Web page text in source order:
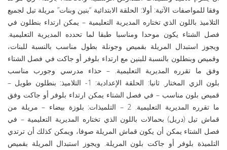
وفقا للمواصفات الآتية: أولا: الحلقة الابتدائية “بنين وبنات” مريلة تيل لجميع
التلاميذ باللون الذي تختاره المديرية التعليمية – يمكن ارتداء بنطلون في
فصل الشتاء يكون موحدا ومناسبا طبقا لما تحدده المديرية التعليمية.
ويجوز استبدال المريلة بقميص وجونلة بطول مناسب بالنسبة للبنات،
وقميص وبنطلون بالنسبة للبنين مع ارتداء بلوفر أو جاكت في فصل الشتاء
وفق ما تقرره المديرية التعليمية. – حذاء مدرسي وجورب مناسب
بلون الزي المختار. ثانيا: الحلقة الإعدادية: 1- التلاميذ: بنطلون طويل –
قميص بلون مناسب – في فصل الشتاء يمكن ارتداء بلوفر أو جاكت وفق
ما تقرره المديرية التعليمية. 2 – التلميذات: بلوزة بيضاء – مريلة من
قماش تيل (دريل) بحمالات باللون الذي تختاره المديرية التعليمية – في
فصل الشتاء يمكن أن يكون قماش المريلة صوفا، ويمكن كذلك أن ترتدي
التلميذة بلوفر أو جاكت بلون المريلة. ويجوز استبدال المريلة بقميص